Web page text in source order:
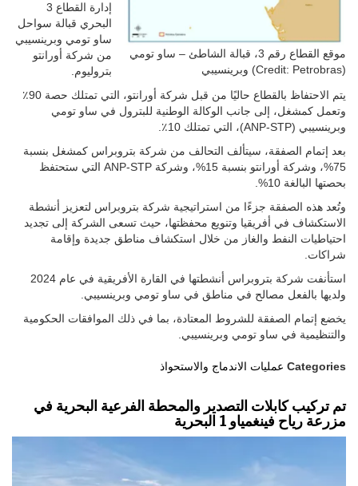
موقع القطاع رقم 3، قبالة الشاطئ – ساو تومي
وبرينسيبي (Credit: Petrobras)
إدارة القطاع 3
البحري قبالة سواحل
ساو تومي وبرينسيبي
من شركة أورانتو
بتروليوم.
يتم الاحتفاظ بالقطاع حاليًا من قبل شركة أورانتو، التي تمتلك حصة 90٪
وتعمل كمشغل، إلى جانب الوكالة الوطنية للبترول في ساو تومي
وبرينسيبي (ANP-STP)، التي تمتلك 10٪.
بعد إتمام الصفقة، سيتألف التحالف من شركة بتروبراس كمشغل بنسبة
75%، وشركة أورانتو بنسبة 15%، وشركة ANP-STP التي ستحتفظ
بحصتها البالغة 10%.
وتُعد هذه الصفقة جزءًا من استراتيجية شركة بتروبراس لتعزيز أنشطة
الاستكشاف في أفريقيا وتنويع محفظتها، حيث تسعى الشركة إلى تجديد
احتياطيات النفط والغاز من خلال استكشاف مناطق جديدة وإقامة
شراكات.
استأنفت شركة بتروبراس أنشطتها في القارة الأفريقية في عام 2024
ولديها بالفعل مصالح في مناطق في ساو تومي وبرينسيبي.
يخضع إتمام الصفقة للشروط المعتادة، بما في ذلك الموافقات الحكومية
والتنظيمية في ساو تومي وبرينسيبي.
عمليات الاندماج والاستحواذ Categories
تم تركيب كابلات التصدير والمحطة الفرعية البحرية في
مزرعة رياح فينغمياو 1 البحرية